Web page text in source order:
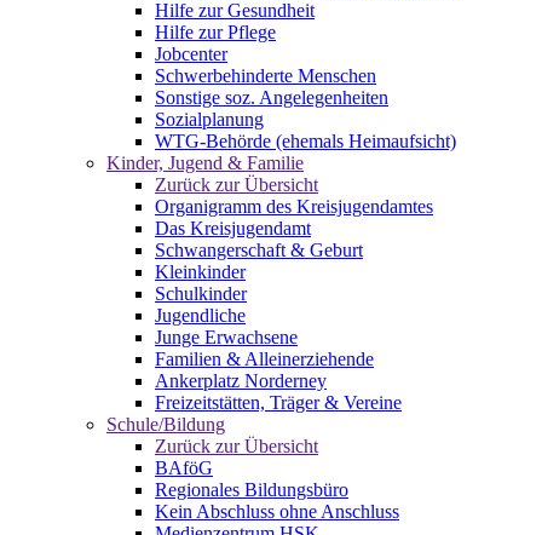
Hilfe zur Gesundheit
Hilfe zur Pflege
Jobcenter
Schwerbehinderte Menschen
Sonstige soz. Angelegenheiten
Sozialplanung
WTG-Behörde (ehemals Heimaufsicht)
Kinder, Jugend & Familie
Zurück zur Übersicht
Organigramm des Kreisjugendamtes
Das Kreisjugendamt
Schwangerschaft & Geburt
Kleinkinder
Schulkinder
Jugendliche
Junge Erwachsene
Familien & Alleinerziehende
Ankerplatz Norderney
Freizeitstätten, Träger & Vereine
Schule/Bildung
Zurück zur Übersicht
BAföG
Regionales Bildungsbüro
Kein Abschluss ohne Anschluss